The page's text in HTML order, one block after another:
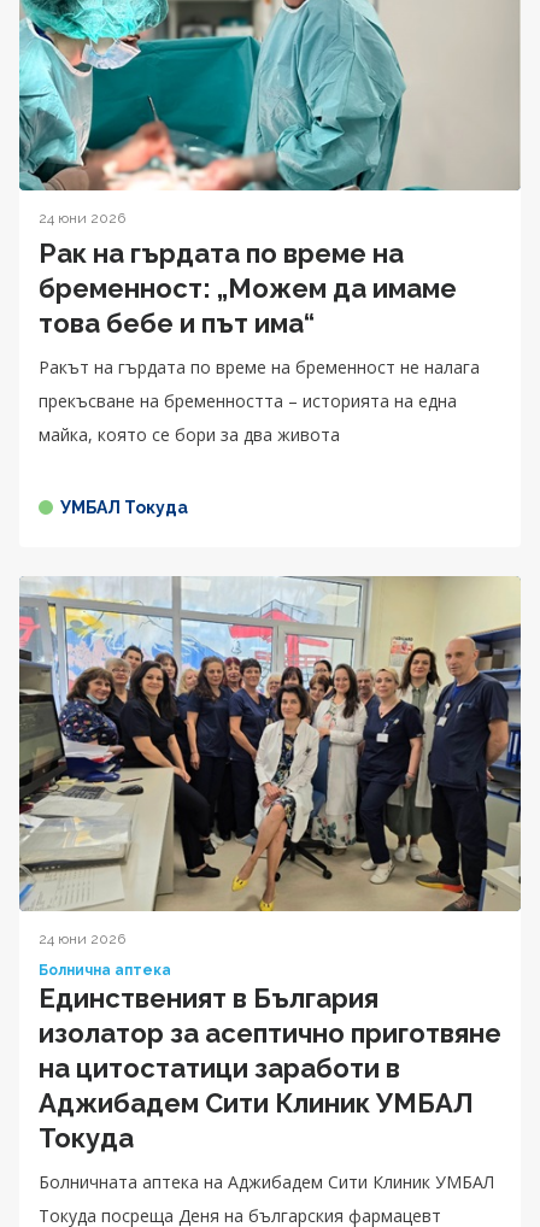
24 юни 2026
Рак на гърдата по време на
бременност: „Можем да имаме
това бебе и път има“
Ракът на гърдата по време на бременност не налага
прекъсване на бременността – историята на една
майка, която се бори за два живота
УМБАЛ Токуда
24 юни 2026
Болнична аптека
Единственият в България
изолатор за асептично приготвяне
на цитостатици заработи в
Аджибадем Сити Клиник УМБАЛ
Токуда
Болничната аптека на Аджибадем Сити Клиник УМБАЛ
Токуда посреща Деня на българския фармацевт